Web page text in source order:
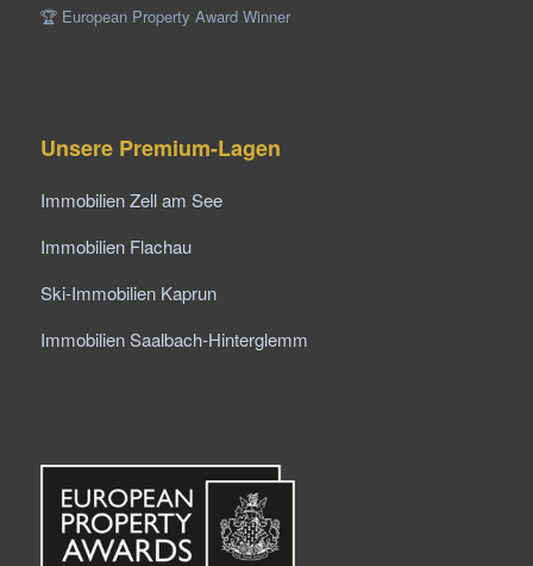
🏆 European Property Award Winner
Unsere Premium-Lagen
Immobilien Zell am See
Immobilien Flachau
Ski-Immobilien Kaprun
Immobilien Saalbach-Hinterglemm